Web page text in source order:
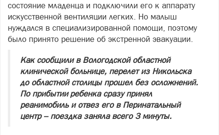
состояние младенца и подключили его к аппарату
искусственной вентиляции легких. Но малыш
нуждался в специализированной помощи, поэтому
было принято решение об экстренной эвакуации.
Как сообщили в Вологодской областной
клинической больнице, перелет из Никольска
до областной столицы прошел без осложнений.
По прибытии ребенка сразу принял
реанимобиль и отвез его в Перинатальный
центр – поездка заняла всего 3 минуты.